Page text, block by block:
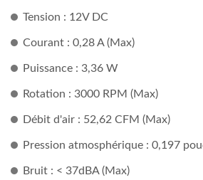
Tension : 12V DC
Courant : 0,28 A (Max)
Puissance : 3,36 W
Rotation : 3000 RPM (Max)
Débit d'air : 52,62 CFM (Max)
Pression atmosphérique : 0,197
Bruit : < 37dBA (Max)